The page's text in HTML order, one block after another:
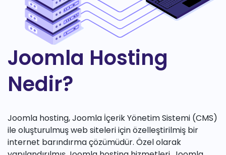
Joomla Hosting
Nedir?
Joomla hosting, Joomla İçerik Yönetim Sistemi (CMS)
ile oluşturulmuş web siteleri için özelleştirilmiş bir
internet barındırma çözümüdür. Özel olarak